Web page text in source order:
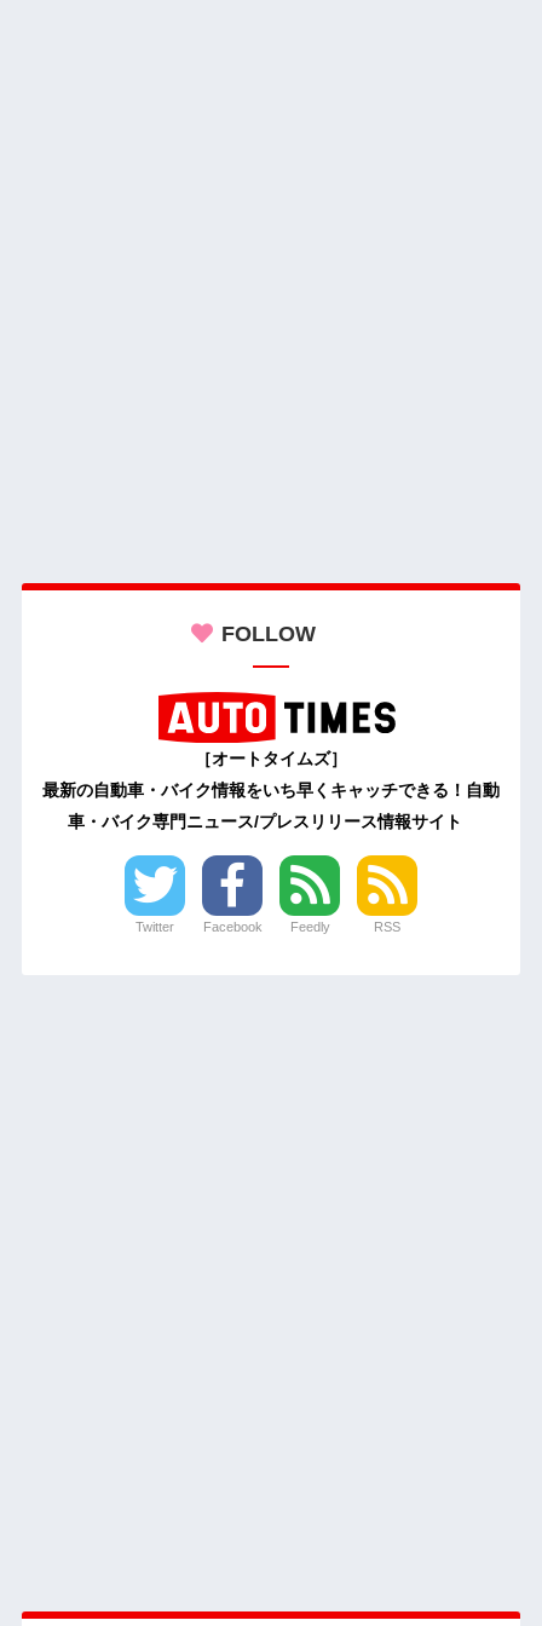
FOLLOW
［オートタイムズ］
最新の自動車・バイク情報をいち早くキャッチできる！自動
車・バイク専門ニュース/プレスリリース情報サイト
Twitter Facebook Feedly RSS